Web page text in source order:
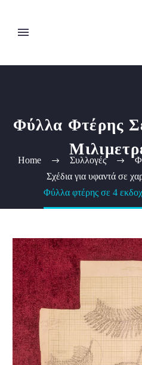
Φύλλα Φτέρης
Home Συλλογές
Σχέδια για υφαντά σε
Φύλλα φτέρης σε 4